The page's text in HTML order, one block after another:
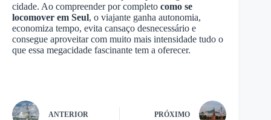
cidade. Ao compreender por completo como se
locomover em Seul, o viajante ganha autonomia,
economiza tempo, evita cansaço desnecessário e
consegue aproveitar com muito mais intensidade tudo o
que essa megacidade fascinante tem a oferecer.
ANTERIOR PRÓXIMO